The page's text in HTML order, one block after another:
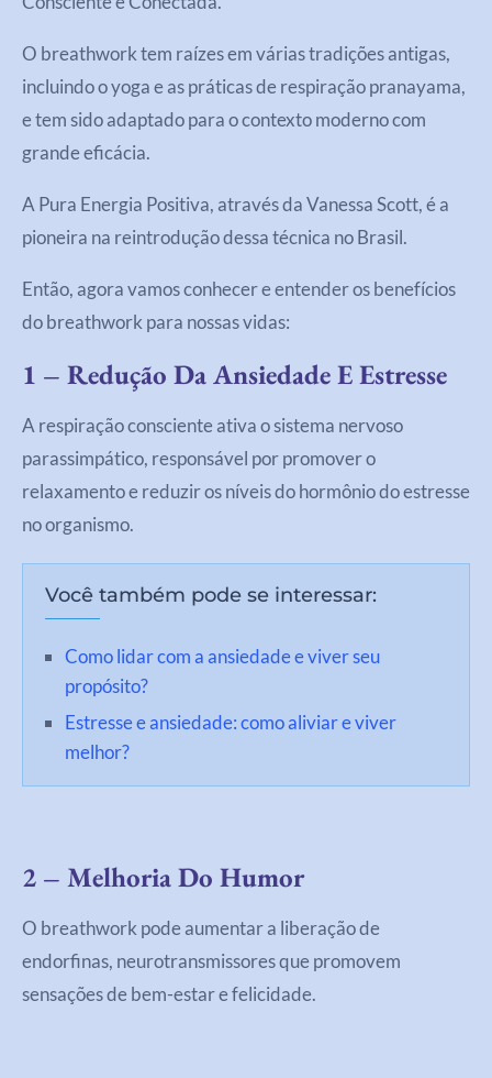
O breathwork tem raízes em várias tradições antigas,
incluindo o yoga e as práticas de respiração pranayama,
e tem sido adaptado para o contexto moderno com
grande eficácia.
A Pura Energia Positiva, através da Vanessa Scott, é a
pioneira na reintrodução dessa técnica no Brasil.
Então, agora vamos conhecer e entender os benefícios
do breathwork para nossas vidas:
1 – Redução Da Ansiedade E Estresse
A respiração consciente ativa o sistema nervoso
parassimpático, responsável por promover o
relaxamento e reduzir os níveis do hormônio do estresse
no organismo.
Você também pode se interessar:
Como lidar com a ansiedade e viver seu
propósito?
Estresse e ansiedade: como aliviar e viver
melhor?
2 – Melhoria Do Humor
O breathwork pode aumentar a liberação de
endorfinas, neurotransmissores que promovem
sensações de bem-estar e felicidade.